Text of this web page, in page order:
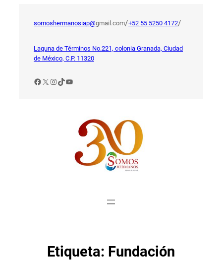
somoshermanosiap@gmail.com/+52 55 5250 4172/
Laguna de Términos No.221, colonia Granada, Ciudad
de México, C.P. 11320
Facebook
X Instagram
TikTok
YouTube
Etiqueta: Fundación